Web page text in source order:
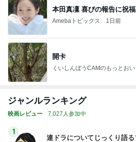
本田真凜 喜びの報告に祝
Amebaトピックス 1日前
開卡
くいしんぼうCAMのもっとお
ジャンルランキング
映画レビュー 7,027人参加中
1
連ドラについてじっくり語